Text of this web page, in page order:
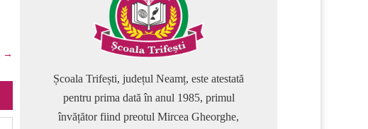
→
Școala Trifești, județul Neamț, este atestată
pentru prima dată în anul 1985, primul
învățător fiind preotul Mircea Gheorghe,